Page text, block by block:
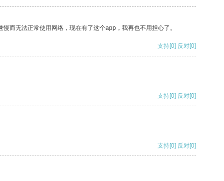
而无法正常使用网络，现在有了这个app，我再也不用担心了。
支持[0] 反对[0]
支持[0] 反对[0]
支持[0] 反对[0]